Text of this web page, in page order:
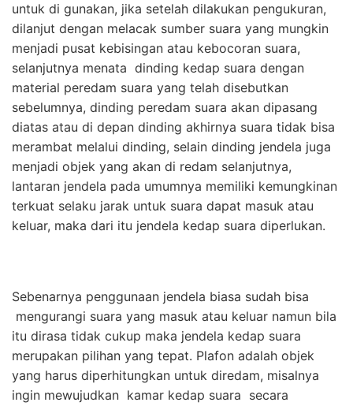
untuk di gunakan, jika setelah dilakukan pengukuran,
dilanjut dengan melacak sumber suara yang mungkin
menjadi pusat kebisingan atau kebocoran suara,
selanjutnya menata dinding kedap suara dengan
material peredam suara yang telah disebutkan
sebelumnya, dinding peredam suara akan dipasang
diatas atau di depan dinding akhirnya suara tidak bisa
merambat melalui dinding, selain dinding jendela juga
menjadi objek yang akan di redam selanjutnya,
lantaran jendela pada umumnya memiliki kemungkinan
terkuat selaku jarak untuk suara dapat masuk atau
keluar, maka dari itu jendela kedap suara diperlukan.
Sebenarnya penggunaan jendela biasa sudah bisa
mengurangi suara yang masuk atau keluar namun bila
itu dirasa tidak cukup maka jendela kedap suara
merupakan pilihan yang tepat. Plafon adalah objek
yang harus diperhitungkan untuk diredam, misalnya
ingin mewujudkan kamar kedap suara secara